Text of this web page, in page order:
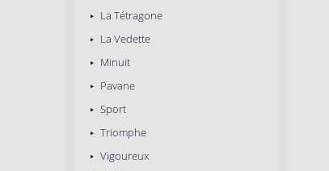
La Tétragone
La Vedette
Minuit
Pavane
Sport
Triomphe
Vigoureux